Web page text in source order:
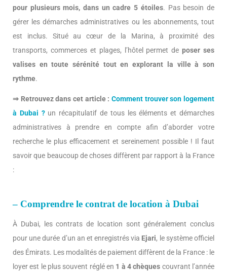
pour plusieurs mois, dans un cadre 5 étoiles. Pas besoin de
gérer les démarches administratives ou les abonnements, tout
est inclus. Situé au cœur de la Marina, à proximité des
transports, commerces et plages, l’hôtel permet deposer ses
valises en toute sérénité tout en explorant la ville à son
rythme.
⇒ Retrouvez dans cet article : Comment trouver son logement
à Dubai ?un récapitulatif de tous les éléments et démarches
administratives à prendre en compte afin d’aborder votre
recherche le plus efficacement et sereinement possible ! Il faut
savoir que beaucoup de choses diffèrent par rapport à la France
:
– Comprendre le contrat de location à Dubai
À Dubai, les contrats de location sont généralement conclus
pour une durée d’un an et enregistrés via Ejari, le système officiel
des Émirats. Les modalités de paiement diffèrent de la France : le
loyer est le plus souvent réglé en 1 à 4 chèques couvrant l’année